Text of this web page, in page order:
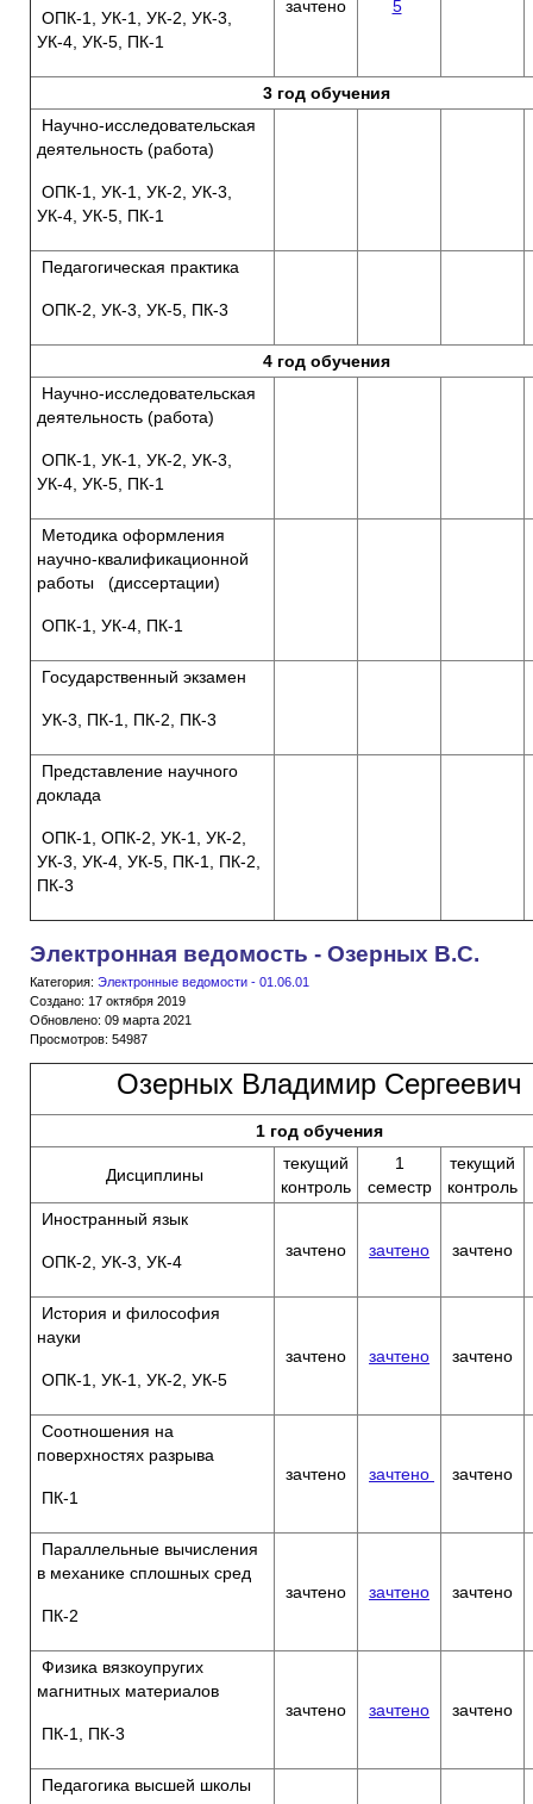
ОПК-1, УК-1, УК-2, УК-3,
УК-4, УК-5, ПК-1
зачтено 5
3 год обучения
Научно-исследовательская
деятельность (работа)
ОПК-1, УК-1, УК-2, УК-3,
УК-4, УК-5, ПК-1
Педагогическая практика
ОПК-2, УК-3, УК-5, ПК-3
4 год обучения
Научно-исследовательская
деятельность (работа)
ОПК-1, УК-1, УК-2, УК-3,
УК-4, УК-5, ПК-1
Методика оформления
научно-квалификационной
работы (диссертации)
ОПК-1, УК-4, ПК-1
Государственный экзамен
УК-3, ПК-1, ПК-2, ПК-3
Представление научного
доклада
ОПК-1, ОПК-2, УК-1, УК-2,
УК-3, УК-4, УК-5, ПК-1, ПК-2,
ПК-3
Электронная ведомость - Озерных В.С.
Категория: Электронные ведомости - 01.06.01
Создано: 17 октября 2019
Обновлено: 09 марта 2021
Просмотров: 54987
Озерных Владимир Сергеевич
1 год обучения
Дисциплины
текущий
контроль
1
семестр
текущий
контроль
Иностранный язык
ОПК-2, УК-3, УК-4
зачтено зачтено зачтено
История и философия
науки
ОПК-1, УК-1, УК-2, УК-5
зачтено зачтено зачтено
Соотношения на
поверхностях разрыва
ПК-1
зачтено зачтено зачтено
Параллельные вычисления
в механике сплошных сред
ПК-2
зачтено зачтено зачтено
Физика вязкоупругих
магнитных материалов
ПК-1, ПК-3
зачтено зачтено зачтено
Педагогика высшей школы